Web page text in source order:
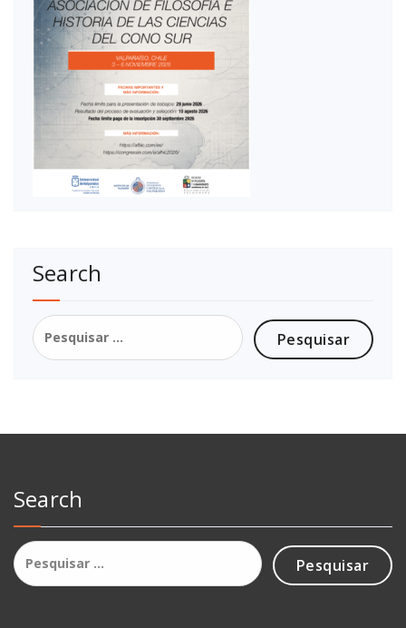
Search
Pesquisar
por:
Search
Pesquisar
por: